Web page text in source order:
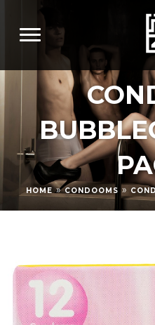
HOME » CONDOOMS »